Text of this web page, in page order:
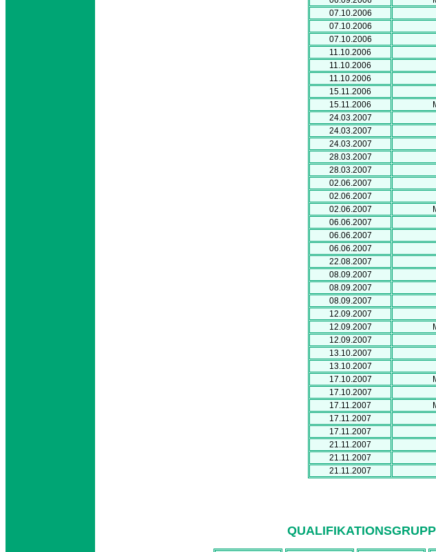
07.10.2006
07.10.2006
07.10.2006
11.10.2006
11.10.2006
11.10.2006
15.11.2006
15.11.2006
24.03.2007
24.03.2007
24.03.2007
28.03.2007
28.03.2007
02.06.2007
02.06.2007
02.06.2007
06.06.2007
06.06.2007
06.06.2007
22.08.2007
08.09.2007
08.09.2007
08.09.2007
12.09.2007
12.09.2007
12.09.2007
13.10.2007
13.10.2007
17.10.2007
17.10.2007
17.11.2007
17.11.2007
17.11.2007
21.11.2007
21.11.2007
21.11.2007